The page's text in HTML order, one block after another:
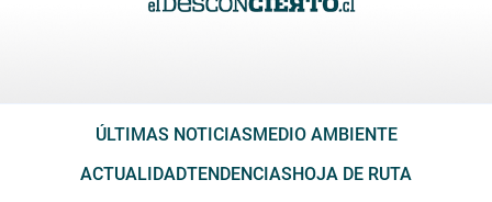
ÚLTIMAS NOTICIAS MEDIO AMBIENTE
ACTUALIDADTENDENCIAS HOJA DE RUTA